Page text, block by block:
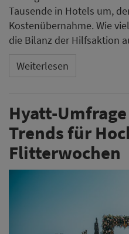
Tausende in Hotels um,
Kostenübernahme. Wie
die Bilanz der Hilfsaktion
Weiterlesen
Hyatt-
Trends für
Flitterwochen